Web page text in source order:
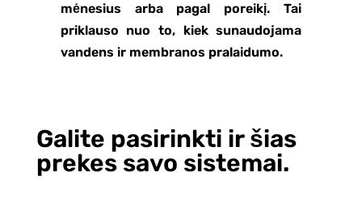
mėnesius arba pagal poreikį. Tai
priklauso nuo to, kiek sunaudojama
vandens ir membranos pralaidumo.
Galite pasirinkti ir šias
prekes savo sistemai.